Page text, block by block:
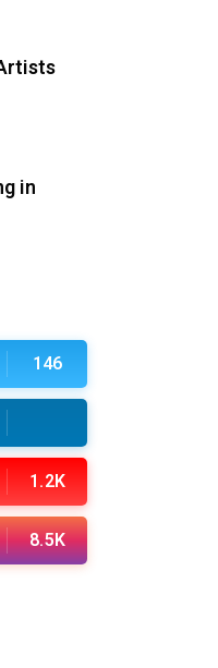
in
146
1.2K
8.5K